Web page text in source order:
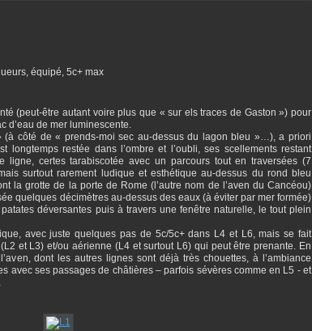
équipé, 5c+ max
(peut-être autant voire plus que « sur els traces de Gaston ») pour
d’eau de mer luminescente.
(à côté de « prends-moi sec au-dessus du lagon bleu »…), a priori
longtemps restée dans l’ombre et l’oubli, ses scellements restant
ligne, certes tarabiscotée avec un parcours tout en traversées (7
surtout rarement ludique et esthétique au-dessus du rond bleu
la grotte de la porte de Rome (l’autre nom de l’aven du Cancéou)
quelques décimètres au-dessus des eaux (à éviter par mer formée)
déversantes puis à travers une fenêtre naturelle, le tout plein
avec juste quelques pas de 5c/5c+ dans L4 et L6, mais se fait
et L3) et/ou aérienne (L4 et surtout L6) qui peut être prenante. En
dont les autres lignes sont déjà très chouettes, à l’ambiance
avec ses passages de châtières – parfois sévères comme en L5 - et